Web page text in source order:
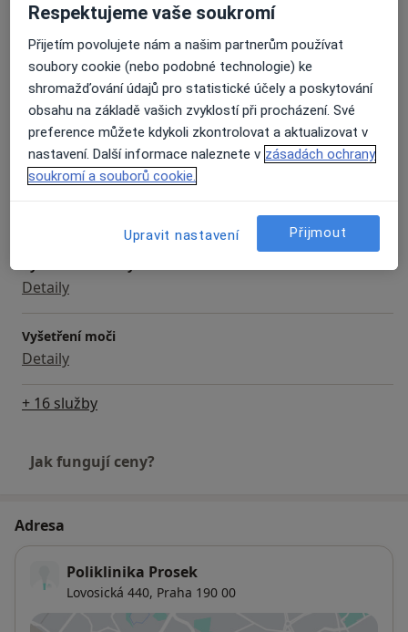
Služby a ceník služeb
Bakteriologické vyšetření
Detaily
Periodické zkoušky
Detaily
Detaily
Vyšetření moči
Detaily
+ 16 služby
Jak fungují ceny?
Adresa
Poliklinika Prosek
Lovosická 440, Praha 190 00
Respektujeme vaše soukromí
Přijetím povolujete nám a našim partnerům používat
soubory cookie (nebo podobné technologie) ke
shromažďování údajů pro statistické účely a poskytování
obsahu na základě vašich zvyklostí při procházení. Své
preference můžete kdykoli zkontrolovat a aktualizovat v
nastavení. Další informace naleznete v zásadách ochrany
soukromí a souborů cookie.
Upravit nastavení Přijmout